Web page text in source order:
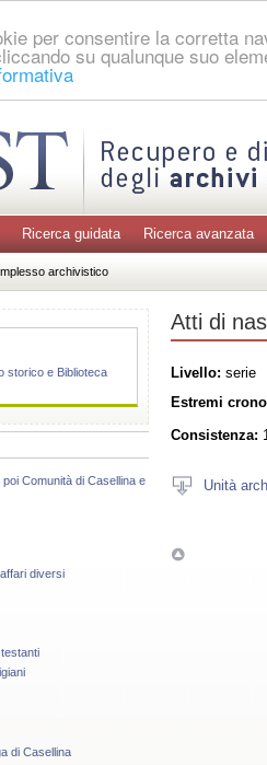
per consentire la corretta
su qualunque suo
Ricerca guidata Ricerca avanzata
archivistico
storico e Biblioteca
Comunità di Casellina e
diversi
di Casellina
Atti di
Livello: serie
Estremi
Consistenza:
Unità